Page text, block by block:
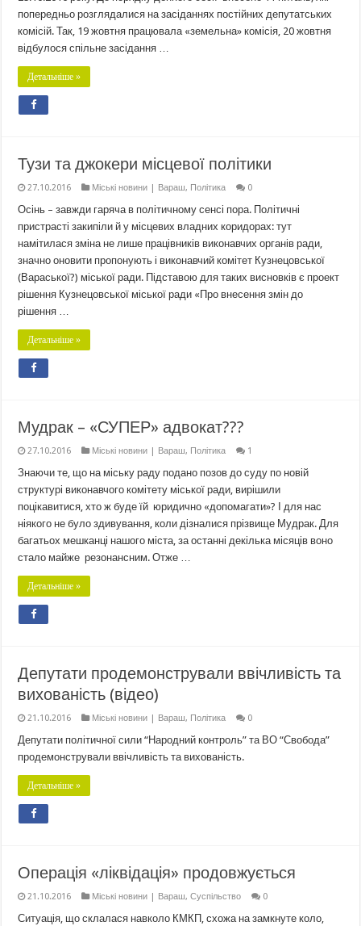
попередньо розглядалися на засіданнях постійних депутатських
комісій. Так, 19 жовтня працювала «земельна» комісія, 20 жовтня
відбулося спільне засідання …
Детальніше »
Тузи та джокери місцевої політики
27.10.2016 Міські новини | Вараш, Політика 0
Осінь – завжди гаряча в політичному сенсі пора. Політичні
пристрасті закипіли й у місцевих владних коридорах: тут
намітилася зміна не лише працівників виконавчих органів ради,
значно оновити пропонують і виконавчий комітет Кузнецовської
(Вараської?) міської ради. Підставою для таких висновків є проект
рішення Кузнецовської міської ради «Про внесення змін до
рішення …
Детальніше »
Мудрак – «СУПЕР» адвокат???
27.10.2016 Міські новини | Вараш, Політика 1
Знаючи те, що на міську раду подано позов до суду по новій
структурі виконавчого комітету міської ради, вирішили
поцікавитися, хто ж буде їй юридично «допомагати»? І для нас
ніякого не було здивування, коли дізналися прізвище Мудрак. Для
багатьох мешканці нашого міста, за останні декілька місяців воно
стало майже резонансним. Отже …
Детальніше »
Депутати продемонстрували ввічливість та
вихованість (відео)
21.10.2016 Міські новини | Вараш, Політика 0
Депутати політичної сили “Народний контроль” та ВО “Свобода”
продемонстрували ввічливість та вихованість.
Детальніше »
Операція «ліквідація» продовжується
21.10.2016 Міські новини | Вараш,Суспільство 0
Ситуація, що склалася навколо КМКП, схожа на замкнуте коло,